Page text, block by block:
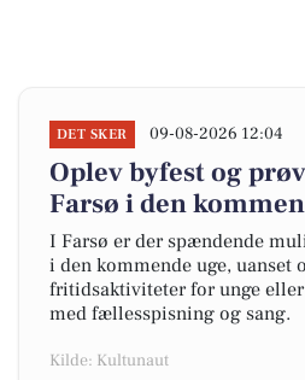
DET SKER 09-08-2026 12:04
Oplev byfest og
Farsø i den
I Farsø er der spændende
i den kommende uge, uanset
fritidsaktiviteter for unge
med fællesspisning og sang.
Kilde: Kultunaut